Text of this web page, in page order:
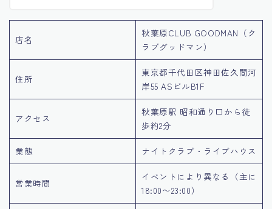
店名
秋葉原CLUB GOODMAN（ク
ラブグッドマン）
住所
東京都千代田区神田佐久間河
岸55 ASビルB1F
アクセス
秋葉原駅 昭和通り口から徒
歩約2分
業態 ナイトクラブ・ライブハウス
営業時間
イベントにより異なる（主に
18:00〜23:00）